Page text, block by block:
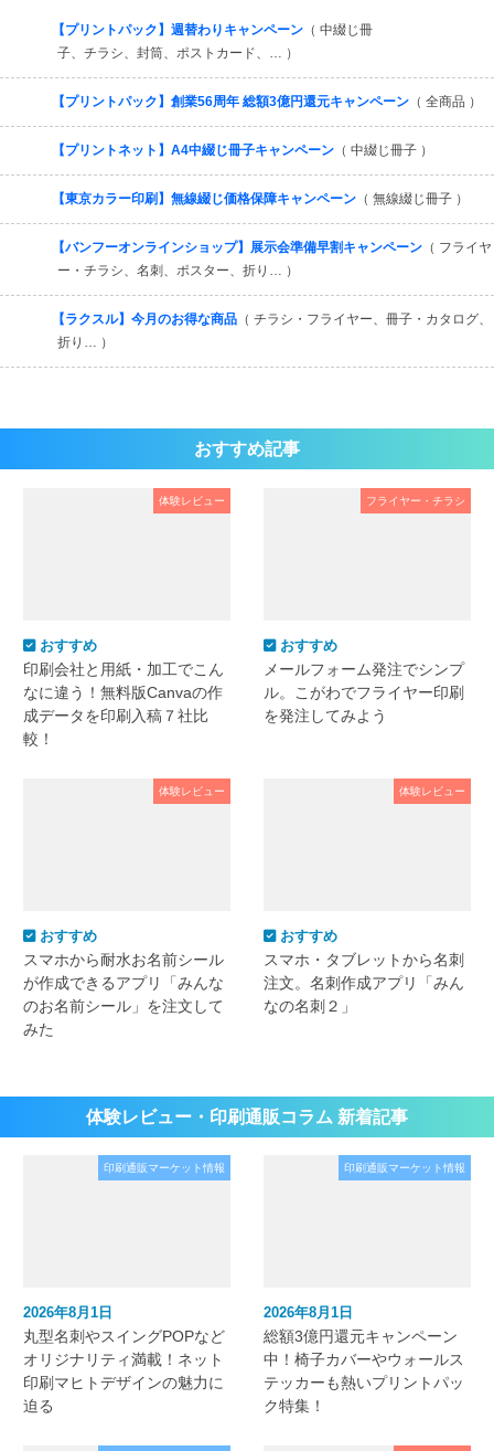
【プリントパック】週替わりキャンペーン （ 中綴じ冊
子、チラシ、封筒、ポストカード、… ）
【プリントパック】創業56周年 総額3億円還元キャンペーン （ 全商品 ）
【プリントネット】A4中綴じ冊子キャンペーン （ 中綴じ冊子 ）
【東京カラー印刷】無線綴じ価格保障キャンペーン （ 無線綴じ冊子 ）
【バンフーオンラインショップ】展示会準備早割キャンペーン （ フライヤ
ー・チラシ、名刺、ポスター、折り… ）
【ラクスル】今月のお得な商品 （ チラシ・フライヤー、冊子・カタログ、
折り… ）
おすすめ記事
体験レビュー
おすすめ
印刷会社と用紙・加工でこん
なに違う！無料版Canvaの作
成データを印刷入稿７社比
較！
フライヤー・チラシ
おすすめ
メールフォーム発注でシンプ
ル。こがわでフライヤー印刷
を発注してみよう
体験レビュー
おすすめ
スマホから耐水お名前シール
が作成できるアプリ「みんな
のお名前シール」を注文して
みた
体験レビュー
おすすめ
スマホ・タブレットから名刺
注文。名刺作成アプリ「みん
なの名刺２」
体験レビュー・印刷通販コラム 新着記事
印刷通販マーケット情報
2026年8月1日
丸型名刺やスイングPOPなど
オリジナリティ満載！ネット
印刷マヒトデザインの魅力に
迫る
印刷通販マーケット情報
2026年8月1日
総額3億円還元キャンペーン
中！椅子カバーやウォールス
テッカーも熱いプリントパッ
ク特集！